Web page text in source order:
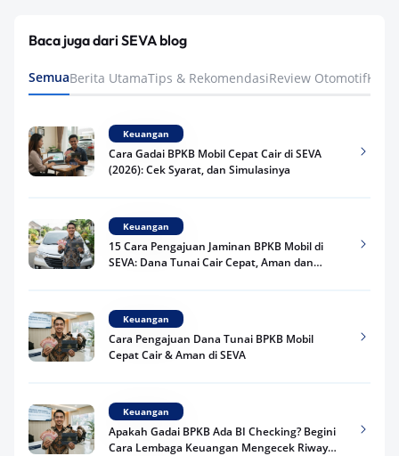
Baca juga dari SEVA blog
SemuaBerita UtamaTips & RekomendasiReview Otomotif
Keuangan
Cara Gadai BPKB Mobil Cepat Cair di SEVA
(2026): Cek Syarat, dan Simulasinya
Keuangan
15 Cara Pengajuan Jaminan BPKB Mobil di
SEVA: Dana Tunai Cair Cepat, Aman dan
Keuangan
Cara Pengajuan Dana Tunai BPKB Mobil
Cepat Cair & Aman di SEVA
Keuangan
Apakah Gadai BPKB Ada BI Checking? Begini
Cara Lembaga Keuangan Mengecek Riwayat